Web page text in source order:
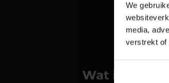
We
media,
verstrekt of
de
Wat is